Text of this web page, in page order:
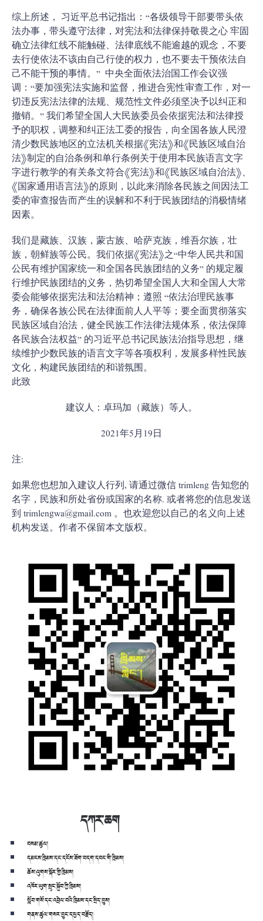
综上所述， 习近平总书记指出：“各级领导干部要带头依
法办事，带头遵守法律，对宪法和法律保持敬畏之心 牢固
确立法律红线不能触碰、法律底线不能逾越的观念，不要
去行使依法不该由自己行使的权力，也不要去干预依法自
己不能干预的事情。” 中央全面依法治国工作会议强
调：“要加强宪法实施和监督，推进合宪性审查工作，对一
切违反宪法法律的法规、规范性文件必须坚决予以纠正和
撤销。” 我们希望全国人大民族委员会依据宪法和法律授
予的职权，调整和纠正法工委的报告，向全国各族人民澄
清少数民族地区的立法机关根据《宪法》和《民族区域自治
法》制定的自治条例和单行条例关于使用本民族语言文字
字进行教学的有关条文符合《宪法》和《民族区域自治法》、
《国家通用语言法》的原则，以此来消除各民族之间因法工
委的审查报告而产生的误解和不利于民族团结的消极情绪
因素。
我们是藏族、汉族，蒙古族、哈萨克族，维吾尔族，壮
族，朝鲜族等公民。我们依据《宪法》之“中华人民共和国
公民有维护国家统一和全国各民族团结的义务” 的规定履
行维护民族团结的义务，热切希望全国人大和全国人大常
委会能够依据宪法和法治精神；遵照 “依法治理民族事
务，确保各族公民在法律面前人人平等；要全面贯彻落实
民族区域自治法，健全民族工作法律法规体系，依法保障
各民族合法权益” 的习近平总书记民族法治指导思想，继
续维护少数民族的语言文字等各项权利，发展多样性民族
文化，构建民族团结的和谐氛围。
此致
建议人：卓玛加（藏族）等人。
2021年5月19日
注:
如果您也想加入建议人行列, 请通过微信 trimleng 告知您的
名字，民族和所处省份或国家的名称. 或者将您的信息发送
到trimlengwa@gmail.com。也欢迎您以自己的名义向上述
机构发送。作者不保留本文版权。
དཀར་ཆག
བསམ་ཚུལ།
དམངས་ཁྲིམས་དང་དངོས་ཟོག་བདག་དབང་གི་ཁྲིམས།
ཆོས་ལུགས་སྐོར་གྱི་ཁྲིམས།
འཁོར་ཡུག་སྲུང་སྐྱོབ་ཀྱི་ཁྲིམས།
སློབ་གསོ་དང་འབྲེལ་བའི་ཁྲིམས་དང་སྲིད་བྱུས།
གནས་ཚུལ་གསར་བྱུང་དཔྱད་བརྗོད།